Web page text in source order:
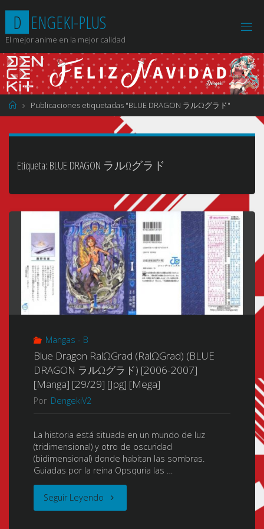
contenido
D ENGEKI-PLUS
El mejor anime en la mejor calidad
Página
de
Publicaciones etiquetadas "BLUE DRAGON ラルΩグラド"
Etiqueta: BLUE DRAGON ラルΩグラド
Mangas - B
Blue Dragon RalΩGrad (RalΩGrad) (BLUE
DRAGON ラルΩグラド) [2006-2007]
[Manga] [29/29] [Jpg] [Mega]
Por DengekiV2
La historia está situada en un mundo de luz
(tridimensional) y otro de oscuridad
(bidimensional) donde habitan las sombras.
Guiadas por la reina Opsquria las …
Seguir Leyendo "Blue